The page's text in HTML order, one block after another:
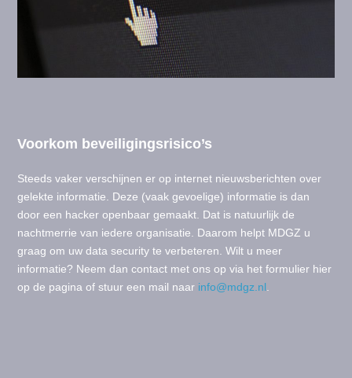
Voorkom beveiligingsrisico’s
Steeds vaker verschijnen er op internet nieuwsberichten over
gelekte informatie. Deze (vaak gevoelige) informatie is dan
door een hacker openbaar gemaakt. Dat is natuurlijk de
nachtmerrie van iedere organisatie. Daarom helpt MDGZ u
graag om uw data security te verbeteren. Wilt u meer
informatie? Neem dan contact met ons op via het formulier hier
op de pagina of stuur een mail naar info@mdgz.nl